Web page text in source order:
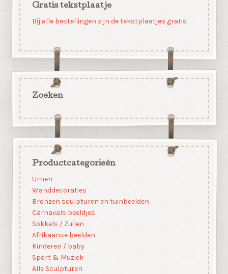
Gratis tekstplaatje
Bij alle bestellingen zijn de tekstplaatjes gratis
Zoeken
Productcategorieën
Urnen
Wanddecoraties
Bronzen sculpturen en tuinbeelden
Carnavals beeldjes
Sokkels / Zuilen
Afrikaanse beelden
Kinderen / baby
Sport & Muziek
Alle Sculpturen